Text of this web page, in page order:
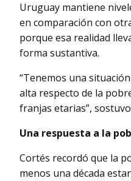
Uruguay mantiene
en comparación con
porque esa realidad
forma sustantiva.
“Tenemos una
alta respecto de la
franjas etarias”,
Una respuesta a la
Cortés recordó que la
menos una década